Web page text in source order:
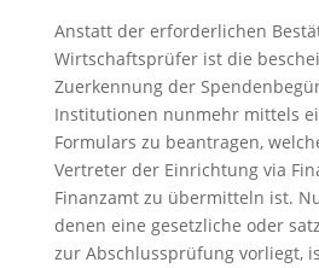
Anstatt der erforderlichen
Wirtschaftsprüfer ist die
Zuerkennung der
Institutionen nunmehr mittels
Formulars zu beantragen,
Vertreter der Einrichtung via
Finanzamt zu übermitteln ist.
denen eine gesetzliche oder
zur Abschlussprüfung vorliegt,